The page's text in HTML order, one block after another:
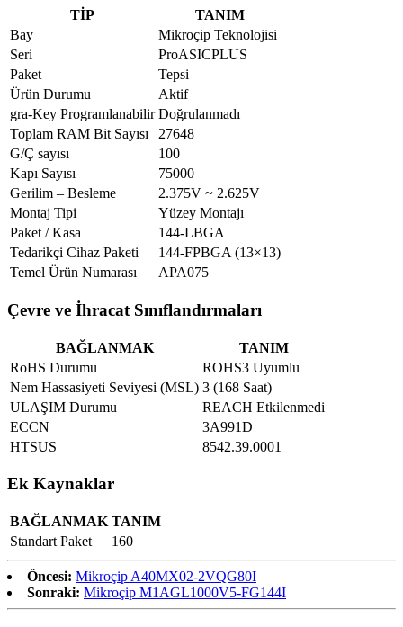
TİP
TANIM
Bay
Mikroçip Teknolojisi
Seri
ProASICPLUS
Paket
Tepsi
Ürün Durumu
Aktif
gra-Key Programlanabilir Doğrulanmadı
Toplam RAM Bit Sayısı
27648
G/Ç sayısı
100
Kapı Sayısı
75000
Gerilim – Besleme
2.375V ~ 2.625V
Montaj Tipi
Yüzey Montajı
Paket / Kasa
144-LBGA
Tedarikçi Cihaz Paketi
144-FPBGA (13×13)
Temel Ürün Numarası
APA075
Çevre ve İhracat Sınıflandırmaları
BAĞLANMAK
TANIM
RoHS Durumu
ROHS3 Uyumlu
Nem Hassasiyeti Seviyesi (MSL) 3 (168 Saat)
ULAŞIM Durumu
REACH Etkilenmedi
ECCN
3A991D
HTSUS
8542.39.0001
Ek Kaynaklar
BAĞLANMAK TANIM
Standart Paket
160
Öncesi: Mikroçip A40MX02-2VQG80I
Sonraki: Mikroçip M1AGL1000V5-FG144I